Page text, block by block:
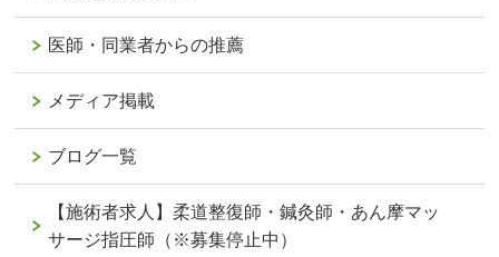
医師・同業者からの推薦
メディア掲載
ブログ一覧
【施術者求人】柔道整復師・鍼灸師・あん摩マッ
サージ指圧師（※募集停止中）